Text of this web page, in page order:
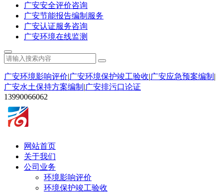
广安安全评价咨询
广安节能报告编制服务
广安认证服务咨询
广安环境在线监测
广安环境影响评价|广安环境保护竣工验收|广安应急预案编制 |
广安水土保持方案编制 |广安排污口论证
13990066062
网站首页
关于我们
公司业务
环境影响评价
环境保护竣工验收